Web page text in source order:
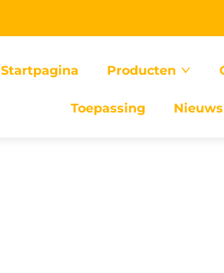
Startpagina Producten
Toepassing Nieuws